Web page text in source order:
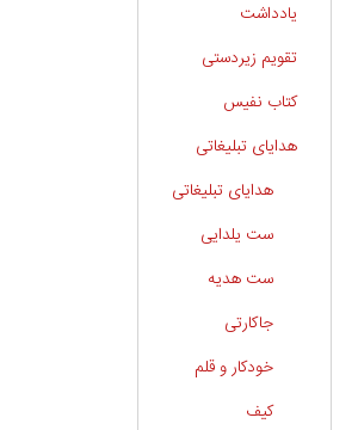
یادداشت
تقویم زیردستی
کتاب نفیس
هدایای تبلیغاتی
هدایای تبلیغاتی
ست یلدایی
ست هدیه
جاکارتی
خودکار و قلم
کیف